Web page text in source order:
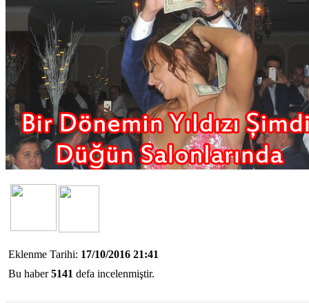
Eklenme Tarihi: 17/10/2016 21:41
Bu haber5141 defa incelenmiştir.